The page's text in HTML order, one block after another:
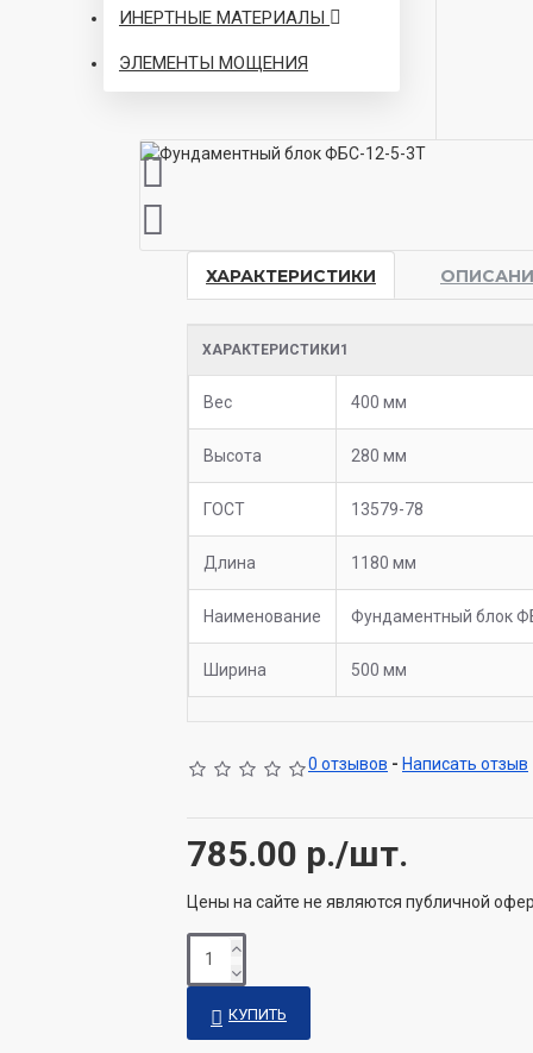
ИНЕРТНЫЕ МАТЕРИАЛЫ
ЭЛЕМЕНТЫ МОЩЕНИЯ
ХАРАКТЕРИСТИКИ
ХАРАКТЕРИСТИКИ1
Вес 400 мм
Высота 280 мм
ГОСТ 13579-78
Длина 1180 мм
Наименование Фундаментный блок
Ширина 500 мм
0 отзывов - Написать отзыв
785.00 р./шт.
Цены на сайте не являются публичной
КУПИТЬ